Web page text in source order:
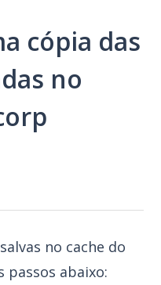
cópia das
no
no cache do
passos abaixo: